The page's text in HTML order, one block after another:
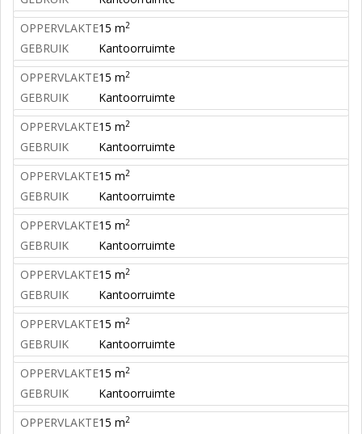
OPPERVLAKTE15 m2
GEBRUIK
Kantoorruimte
OPPERVLAKTE15 m2
GEBRUIK
Kantoorruimte
OPPERVLAKTE15 m2
GEBRUIK
Kantoorruimte
OPPERVLAKTE15 m2
GEBRUIK
Kantoorruimte
OPPERVLAKTE15 m2
GEBRUIK
Kantoorruimte
OPPERVLAKTE15 m2
GEBRUIK
Kantoorruimte
OPPERVLAKTE15 m2
GEBRUIK
Kantoorruimte
OPPERVLAKTE15 m2
GEBRUIK
Kantoorruimte
OPPERVLAKTE15 m2